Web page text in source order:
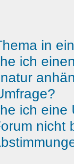
in
ich
ich eine
nicht